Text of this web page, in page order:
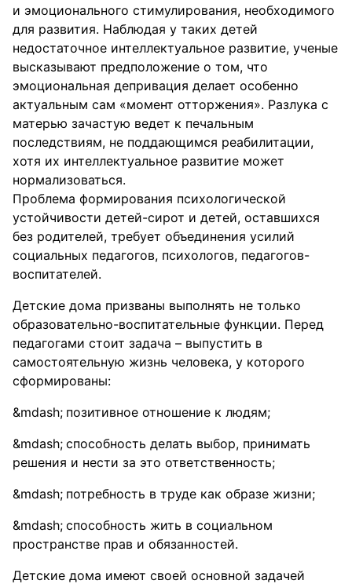
и эмоционального стимулирования, необходимого
для развития. Наблюдая у таких детей
недостаточное интеллектуальное развитие, ученые
высказывают предположение о том, что
эмоциональная депривация делает особенно
актуальным сам «момент отторжения». Разлука с
матерью зачастую ведет к печальным
последствиям, не поддающимся реабилитации,
хотя их интеллектуальное развитие может
нормализоваться.
Проблема формирования психологической
устойчивости детей-сирот и детей, оставшихся
без родителей, требует объединения усилий
социальных педагогов, психологов, педагогов-
воспитателей.
Детские дома призваны выполнять не только
образовательно-воспитательные функции. Перед
педагогами стоит задача – выпустить в
самостоятельную жизнь человека, у которого
сформированы:
позитивное отношение к людям;
способность делать выбор, принимать
решения и нести за это ответственность;
потребность в труде как образе жизни;
способность жить в социальном
пространстве прав и обязанностей.
Детские дома имеют своей основной задачей